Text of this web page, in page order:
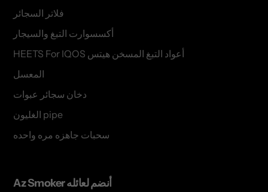
فلاتر السجائر
أكسسوارت التبغ والسيجار
HEETS For IQOS أعواد التبغ المسخن هيتس
المعسل
دخان سجائر عبوات
الغليون pipe
سحبات جاهزه مره واحده
Az Smoker أنضم لعائله